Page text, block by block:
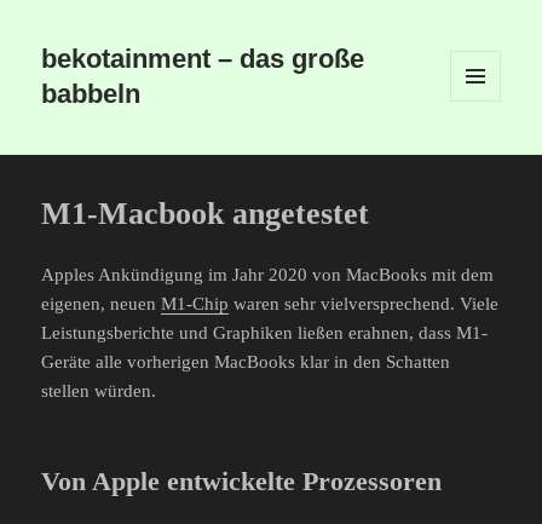
bekotainment – das große
babbeln
M1-Macbook angetestet
Apples Ankündigung im Jahr 2020 von MacBooks mit dem
eigenen, neuenM1-Chip waren sehr vielversprechend. Viele
Leistungsberichte und Graphiken ließen erahnen, dass M1-
Geräte alle vorherigen MacBooks klar in den Schatten
stellen würden.
Von Apple entwickelte Prozessoren